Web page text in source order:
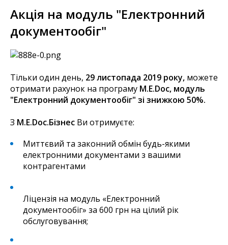
Акція на модуль "Електронний
документообіг"
Тільки один день, 29 листопада 2019 року, можете
отримати рахунок на програму M.E.Doc, модуль
"Електронний документообіг" зі знижкою 50%.
З M.E.Doc.Бізнес Ви отримуєте:
Миттєвий та законний обмін будь-якими
електронними документами з вашими
контрагентами
Ліцензія на модуль «Електронний
документообіг» за 600 грн на цілий рік
обслуговування;